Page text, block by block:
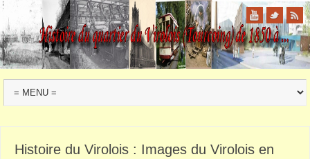
Histoire du Virolois : Images du Virolois en